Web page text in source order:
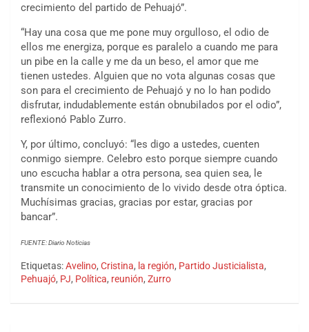
crecimiento del partido de Pehuajó”.
“Hay una cosa que me pone muy orgulloso, el odio de
ellos me energiza, porque es paralelo a cuando me para
un pibe en la calle y me da un beso, el amor que me
tienen ustedes. Alguien que no vota algunas cosas que
son para el crecimiento de Pehuajó y no lo han podido
disfrutar, indudablemente están obnubilados por el odio”,
reflexionó Pablo Zurro.
Y, por último, concluyó: “les digo a ustedes, cuenten
conmigo siempre. Celebro esto porque siempre cuando
uno escucha hablar a otra persona, sea quien sea, le
transmite un conocimiento de lo vivido desde otra óptica.
Muchísimas gracias, gracias por estar, gracias por
bancar”.
FUENTE: Diario Noticias
Etiquetas:Avelino, Cristina, la región, Partido Justicialista,
Pehuajó, PJ, Política, reunión, Zurro